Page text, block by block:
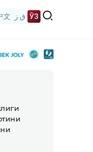
文 ق ز ЎЗ